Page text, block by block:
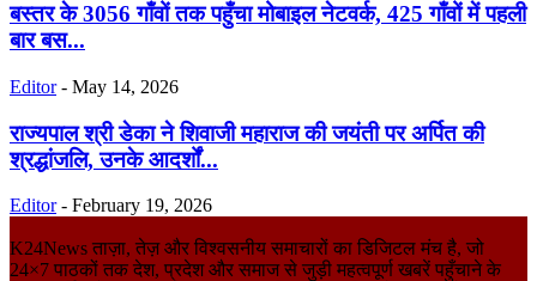
बस्तर के 3056 गाँवों तक पहुँचा मोबाइल नेटवर्क, 425 गाँवों में पहली
बार बस...
Editor - May 14, 2026
राज्यपाल श्री डेका ने शिवाजी महाराज की जयंती पर अर्पित की
श्रद्धांजलि, उनके आदर्शों...
Editor - February 19, 2026
K24News ताज़ा, तेज़ और विश्वसनीय समाचारों का डिजिटल मंच है, जो
24×7 पाठकों तक देश, प्रदेश और समाज से जुड़ी महत्वपूर्ण खबरें पहुँचाने के